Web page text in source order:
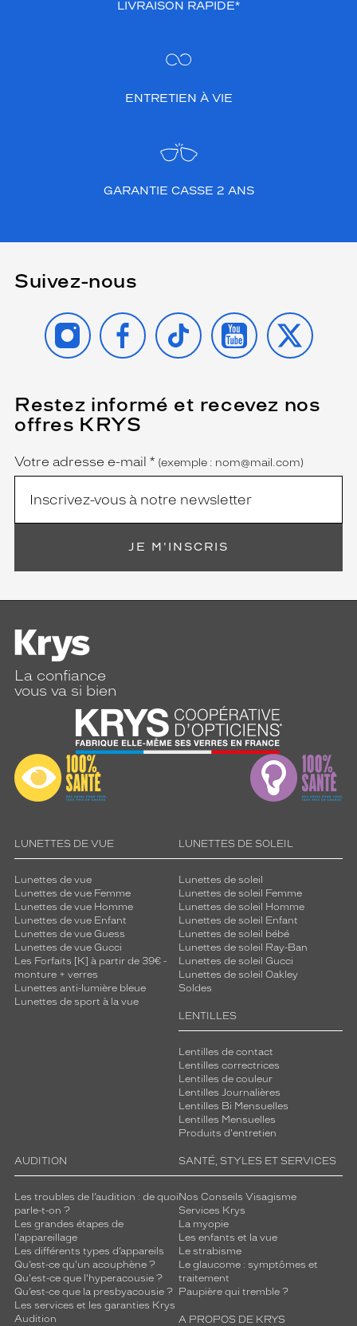
LIVRAISON RAPIDE*
ENTRETIEN À VIE
GARANTIE CASSE 2 ANS
Suivez-nous
INSTAGRAMFACEBOOK
TIKTOK YOUTUBE
X
Restez informé et recevez nos
offres KRYS
Name
Votre adresse e-mail *
(Ce
champ
est
obligatoire)
(exemple : nom@mail.com)
JE M'INSCRIS
La confiance
vous va si bien
LUNETTES DE VUE
Lunettes de vue
Lunettes de vue Femme
Lunettes de vue Homme
Lunettes de vue Enfant
Lunettes de vue Guess
Lunettes de vue Gucci
Les Forfaits [K] à partir de 39€ -
monture + verres
Lunettes anti-lumière bleue
Lunettes de sport à la vue
LUNETTES DE SOLEIL
Lunettes de soleil
Lunettes de soleil Femme
Lunettes de soleil Homme
Lunettes de soleil Enfant
Lunettes de soleil bébé
Lunettes de soleil Ray-Ban
Lunettes de soleil Gucci
Lunettes de soleil Oakley
Soldes
LENTILLES
Lentilles de contact
Lentilles correctrices
Lentilles de couleur
Lentilles Journalières
Lentilles Bi Mensuelles
Lentilles Mensuelles
Produits d'entretien
AUDITION
Les troubles de l’audition : de quoi
parle-t-on ?
Les grandes étapes de
l'appareillage
Les différents types d’appareils
Qu’est-ce qu'un acouphène ?
Qu'est-ce que l'hyperacousie ?
Qu’est-ce que la presbyacousie ?
Les services et les garanties Krys
Audition
SANTÉ, STYLES ET SERVICES
Nos Conseils Visagisme
Services Krys
La myopie
Les enfants et la vue
Le strabisme
Le glaucome : symptômes et
traitement
Paupière qui tremble ?
A PROPOS DE KRYS